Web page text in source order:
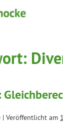
| Veröffentlicht am